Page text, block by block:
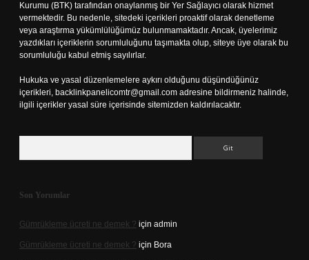
Kurumu (BTK) tarafından onaylanmış bir Yer Sağlayıcı olarak hizmet
vermektedir. Bu nedenle, sitedeki içerikleri proaktif olarak denetleme
veya araştırma yükümlülüğümüz bulunmamaktadır. Ancak, üyelerimiz
yazdıkları içeriklerin sorumluluğunu taşımakta olup, siteye üye olarak bu
sorumluluğu kabul etmiş sayılırlar.
Hukuka ve yasal düzenlemelere aykırı olduğunu düşündüğünüz
içerikleri, backlinkpanelicomtr@gmail.com adresine bildirmeniz halinde,
ilgili içerikler yasal süre içerisinde sitemizden kaldırılacaktır.
Son Yorumlar
Gümrükleme ücreti ne demek ? için admin
Gümrükleme ücreti ne demek ? için Bora